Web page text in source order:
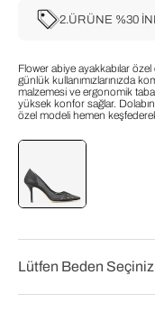
2.ÜRÜNE %30
Flower abiye ayakkabılar
günlük kullanımızlarınızda
malzemesi ve ergonomik
yüksek konfor sağlar.
özel modeli hemen
₺13.950,00